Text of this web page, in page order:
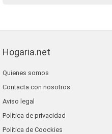
Hogaria.net
Quienes somos
Contacta con nosotros
Aviso legal
Política de privacidad
Política de Coockies